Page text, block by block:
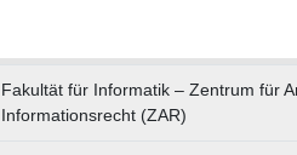
Fakultät für Informatik – Zentrum für
Informationsrecht (ZAR)